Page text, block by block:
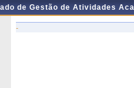
de Gestão de Atividades
-